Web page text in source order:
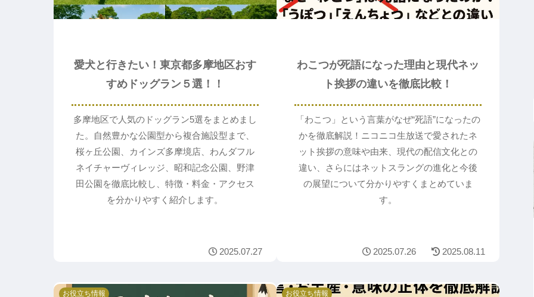
愛犬と行きたい！東京都多摩地区おす
すめドッグラン５選！！
多摩地区で人気のドッグラン5選をまとめまし
た。自然豊かな公園型から複合施設型まで、
桜ヶ丘公園、カインズ多摩境店、わんダフル
ネイチャーヴィレッジ、昭和記念公園、野津
田公園を徹底比較し、特徴・料金・アクセス
を分かりやすく紹介します。
2025.07.27
わこつが死語になった理由と現代ネッ
ト挨拶の違いを徹底比較！
「わこつ」という言葉がなぜ“死語”になったの
かを徹底解説！ニコニコ生放送で愛されたネ
ット挨拶の意味や由来、現代の配信文化との
違い、さらにはネットスラングの進化と今後
の展望について分かりやすくまとめていま
す。
2025.07.26 2025.08.11
お役立ち情報 お役立ち情報